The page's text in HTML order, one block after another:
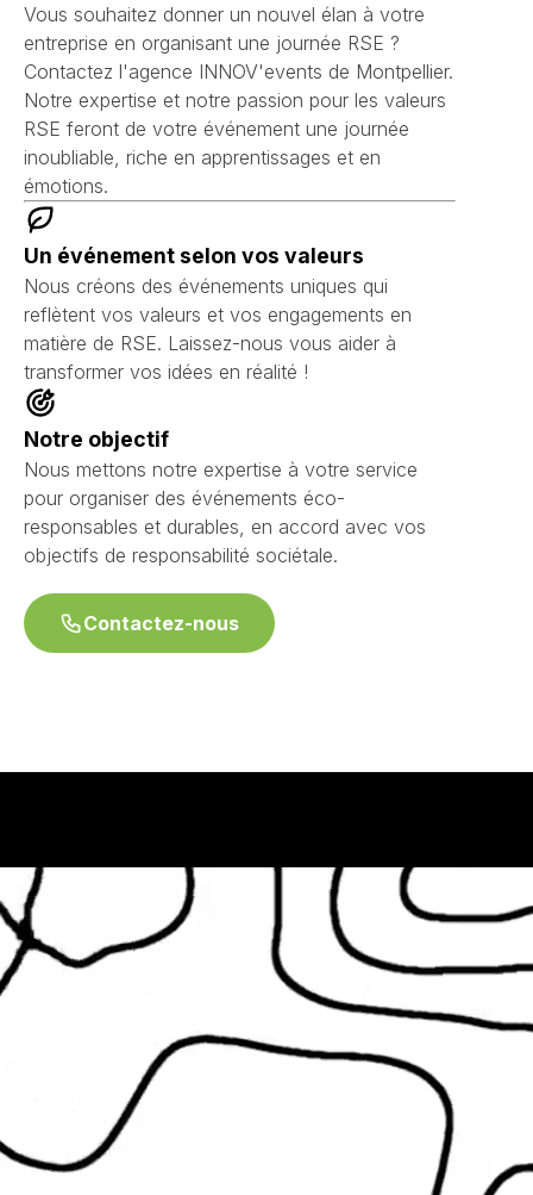
Vous souhaitez donner un nouvel élan à votre
entreprise en organisant une journée RSE ?
Contactez l'agence INNOV'events de Montpellier.
Notre expertise et notre passion pour les valeurs
RSE feront de votre événement une journée
inoubliable, riche en apprentissages et en
émotions.
Un événement selon vos valeurs
Nous créons des événements uniques qui
reflètent vos valeurs et vos engagements en
matière de RSE. Laissez-nous vous aider à
transformer vos idées en réalité !
Notre objectif
Nous mettons notre expertise à votre service
pour organiser des événements éco-
responsables et durables, en accord avec vos
objectifs de responsabilité sociétale.
Contactez-nous